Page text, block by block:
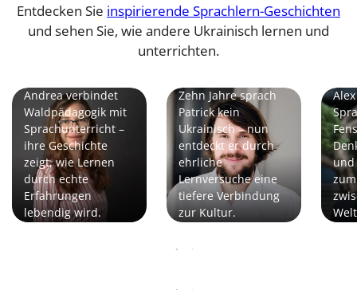
Entdecken Sie inspirierende Sprachlern-Geschichten
und sehen Sie, wie andere Ukrainisch lernen und
unterrichten.
Andrea verbindet
Waldpädagogik mit
Sprachunterricht –
ihre Geschichte
zeigt, wie Lernen
durch echte
Erfahrungen
lebendig wird.
Zehn Jahre sprach
Patrick kein
Ukrainisch – nun
entdeckt er durch
ehrliche
Lernversuche eine
tiefere Verbindung
zur Kultur.
und